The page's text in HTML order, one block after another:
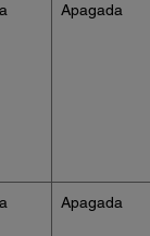
Apagada
Apagada